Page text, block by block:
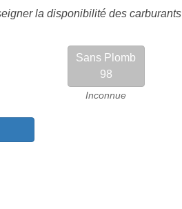
la disponibilité des carburants
Sans Plomb
98
Inconnue